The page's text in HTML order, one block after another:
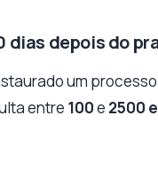
dias depois do
um
entre 100e 2500